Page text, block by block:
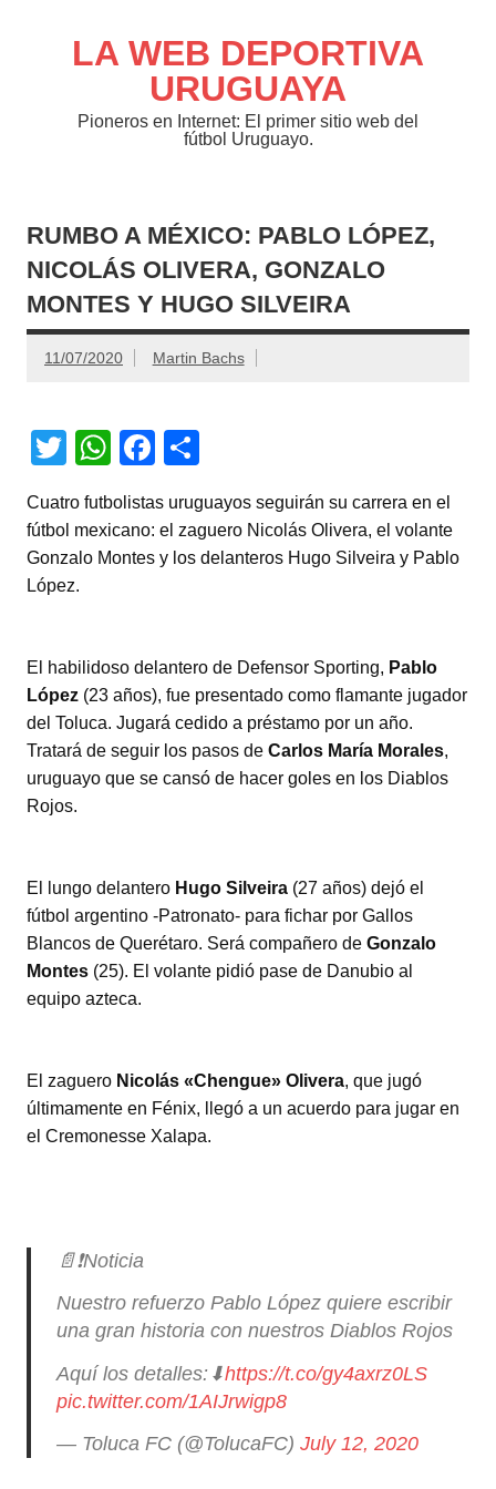
contenidoLA WEB DEPORTIVA
URUGUAYA
Pioneros en Internet: El primer sitio web del
fútbol Uruguayo.
RUMBO A MÉXICO: PABLO LÓPEZ,
NICOLÁS OLIVERA, GONZALO
MONTES Y HUGO SILVEIRA
11/07/2020 Martin Bachs
T
tt
er
W
at
s
p
F
c
e
o
k
m
p
Cuatro futbolistas uruguayos seguirán su carrera en el
fútbol mexicano: el zaguero Nicolás Olivera, el volante
Gonzalo Montes y los delanteros Hugo Silveira y Pablo
López.
El habilidoso delantero de Defensor Sporting, Pablo
López (23 años), fue presentado como flamante jugador
del Toluca. Jugará cedido a préstamo por un año.
Tratará de seguir los pasos de Carlos María Morales,
uruguayo que se cansó de hacer goles en los Diablos
Rojos.
El lungo delantero Hugo Silveira (27 años) dejó el
fútbol argentino -Patronato- para fichar por Gallos
Blancos de Querétaro. Será compañero de Gonzalo
Montes (25). El volante pidió pase de Danubio al
equipo azteca.
El zaguero Nicolás «Chengue» Olivera, que jugó
últimamente en Fénix, llegó a un acuerdo para jugar en
el Cremonesse Xalapa.
📄❗Noticia
Nuestro refuerzo Pablo López quiere escribir
una gran historia con nuestros Diablos Rojos
Aquí los detalles:⬇https://t.co/gy4axrz0LS
pic.twitter.com/1AIJrwigp8
— Toluca FC (@TolucaFC) July 12, 2020